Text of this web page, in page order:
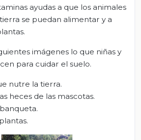
ayudas a que los animales
se puedan alimentar y a
imágenes lo que niñas y
para cuidar el suelo.
nutre la tierra.
heces de las mascotas.